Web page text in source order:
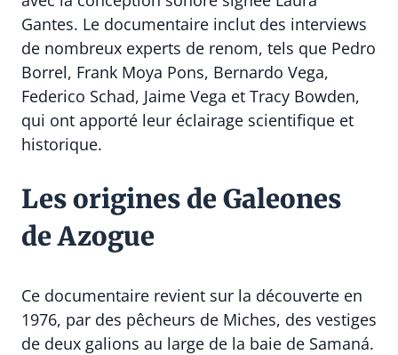
Gantes. Le documentaire inclut des interviews
de nombreux experts de renom, tels que Pedro
Borrel, Frank Moya Pons, Bernardo Vega,
Federico Schad, Jaime Vega et Tracy Bowden,
qui ont apporté leur éclairage scientifique et
historique.
Les origines de Galeones
de Azogue
Ce documentaire revient sur la découverte en
1976, par des pêcheurs de Miches, des vestiges
de deux galions au large de la baie de Samaná.